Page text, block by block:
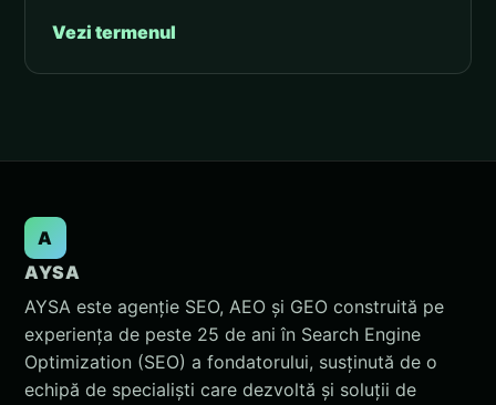
Vezi termenul
A
AYSA
AYSA este agenție SEO, AEO și GEO construită pe
experiența de peste 25 de ani în Search Engine
Optimization (SEO) a fondatorului, susținută de o
echipă de specialiști care dezvoltă și soluții de